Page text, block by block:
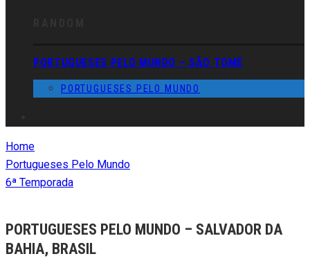
PORTUGUESES PELO MUNDO – SÃO TOMÉ
PORTUGUESES PELO MUNDO
Home
Portugueses Pelo Mundo
6ª Temporada
PORTUGUESES PELO MUNDO – SALVADOR DA
BAHIA, BRASIL